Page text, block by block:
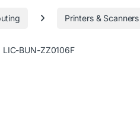
Printers & Scanners